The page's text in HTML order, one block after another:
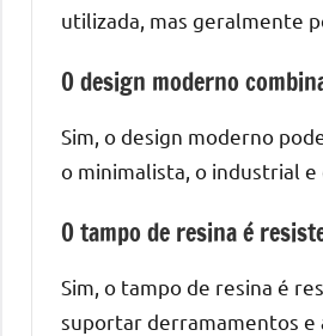
utilizada, mas geralmente
O design moderno
Sim, o design moderno
o minimalista, o industrial e
O tampo de resina é
Sim, o tampo de resina é
suportar derramamentos e